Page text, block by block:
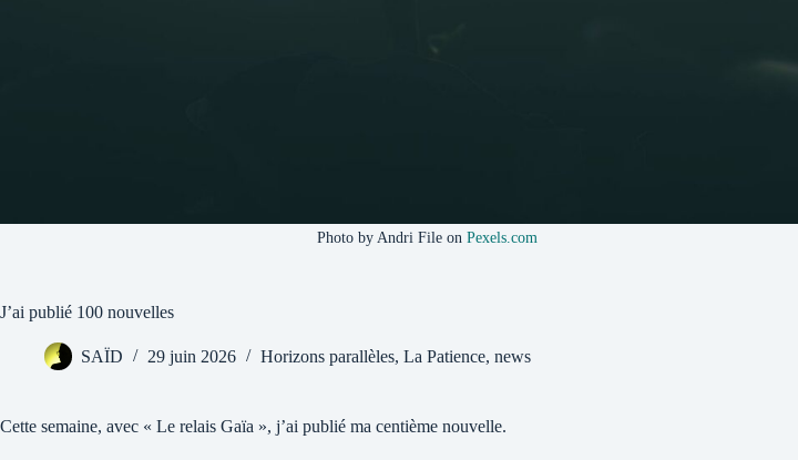
Photo by Andri File on Pexels.com
J’ai publié 100 nouvelles
SAÏD 29 juin 2026 Horizons parallèles, La Patience, news
Cette semaine, avec « Le relais Gaïa », j’ai publié ma centième nouvelle.